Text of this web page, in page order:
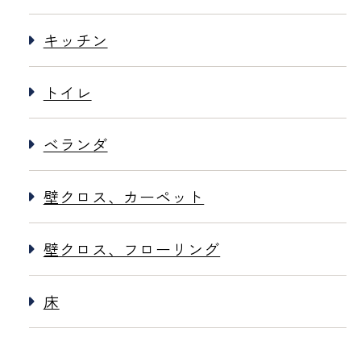
キッチン
トイレ
ベランダ
壁クロス、カーペット
壁クロス、フローリング
床